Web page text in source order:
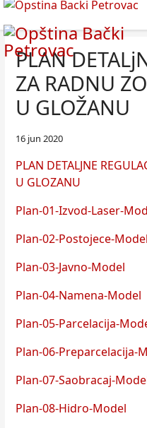
PLAN
ZA RADNU
U GLOŽANU
16 jun 2020
PLAN DETALJNE
U GLOZANU
Plan-01-Izvod-Laser-
Plan-02-Postojece-Model
Plan-03-Javno-Model
Plan-04-Namena-Model
Plan-05-Parcelacija-
Plan-06-Preparcelacija-
Plan-07-Saobracaj-
Plan-08-Hidro-Model